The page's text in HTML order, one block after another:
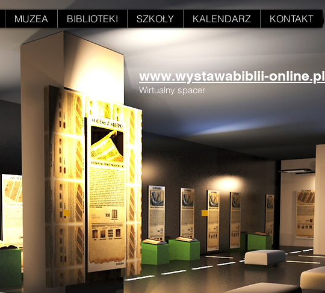
www.wystawabiblii-online.pl
Wirtualny spacer
MUZEA BIBLIOTEKI SZKOŁY KALENDARZ KONTAKT